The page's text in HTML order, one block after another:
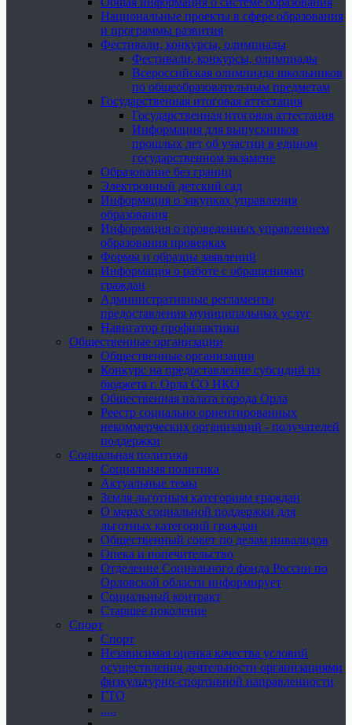
Национальные проекты в сфере образования
и программы развития
Фестивали, конкурсы, олимпиады
Фестивали, конкурсы, олимпиады
Всероссийская олимпиада школьников
по общеобразовательным предметам
Государственная итоговая аттестация
Государственная итоговая аттестация
Информация для выпускников
прошлых лет об участии в едином
государственном экзамене
Образование без границ
Электронный детский сад
Информация о закупках управления
образования
Информация о проведенных управлением
образования проверках
Формы и образцы заявлений
Информация о работе с обращениями
граждан
Административные регламенты
предоставления муниципальных услуг
Навигатор профилактики
Общественные организации
Общественные организации
Конкурс на предоставление субсидий из
бюджета г. Орла СО НКО
Общественная палата города Орла
Реестр социально ориентированных
некоммерческих организаций - получателей
поддержки
Социальная политика
Социальная политика
Актуальные темы
Земля льготным категориям граждан
О мерах социальной поддержки для
льготных категорий граждан
Общественный совет по делам инвалидов
Опека и попечительство
Отделение Социального фонда России по
Орловской области информирует
Социальный контракт
Старшее поколение
Спорт
Спорт
Независимая оценка качества условий
осуществления деятельности организациями
физкультурно-спортивной направленности
ГТО
.....